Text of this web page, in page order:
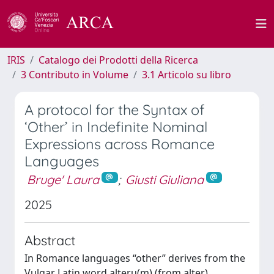
IRIS
Catalogo dei Prodotti della Ricerca
3 Contributo in Volume
3.1 Articolo su libro
A protocol for the Syntax of
‘Other’ in Indefinite Nominal
Expressions across Romance
Languages
Bruge' Laura ; Giusti Giuliana
2025
Abstract
In Romance languages “other” derives from the